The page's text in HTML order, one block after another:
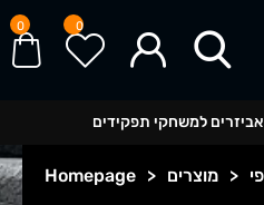
0 0
אביזרים למשחקי תפקידים
Homepage > מוצרים >